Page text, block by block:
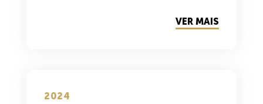
VER MAIS
2024